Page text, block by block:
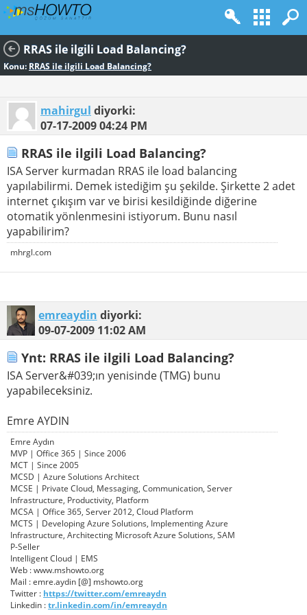
RRAS ile ilgili Load Balancing?
Konu: RRAS ile ilgili Load Balancing?
mahirgul diyorki:
07-17-200904:24 PM
RRAS ile ilgili Load Balancing?
ISA Server kurmadan RRAS ile load balancing
yapılabilirmi. Demek istediğim şu şekilde. Şirkette 2 adet
internet çıkışım var ve birisi kesildiğinde diğerine
otomatik yönlenmesini istiyorum. Bunu nasıl
yapabilirim?
mhrgl.com
emreaydin diyorki:
09-07-2009 11:02 AM
Ynt: RRAS ile ilgili Load Balancing?
ISA Server&#039;ın yenisinde (TMG) bunu
yapabileceksiniz.
Emre AYDIN
Emre Aydın
MVP | Office 365 | Since 2006
MCT | Since 2005
MCSD | Azure Solutions Architect
MCSE | Private Cloud, Messaging, Communication, Server
Infrastructure, Productivity, Platform
MCSA | Office 365, Server 2012, Cloud Platform
MCTS | Developing Azure Solutions, Implementing Azure
Infrastructure, Architecting Microsoft Azure Solutions, SAM
P-Seller
Intelligent Cloud | EMS
Web : www.mshowto.org
Mail : emre.aydin [@] mshowto.org
Twitter : https://twitter.com/emreaydn
Linkedin :tr.linkedin.com/in/emreaydn